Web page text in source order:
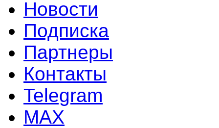
Новости
Подписка
Партнеры
Контакты
Telegram
MAX